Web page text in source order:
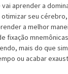
aprender a
seu
a melhor
fixação
mais do que
ou acabar